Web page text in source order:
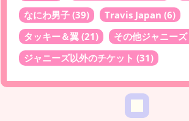
なにわ男子 (39) Travis Japan (6)
タッキー＆翼 (21) その他ジャニーズ
ジャニーズ以外のチケット (31)